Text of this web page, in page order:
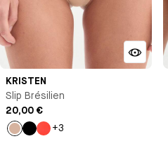
KRISTEN
Slip Brésilien
20,00 €
Nude
+3